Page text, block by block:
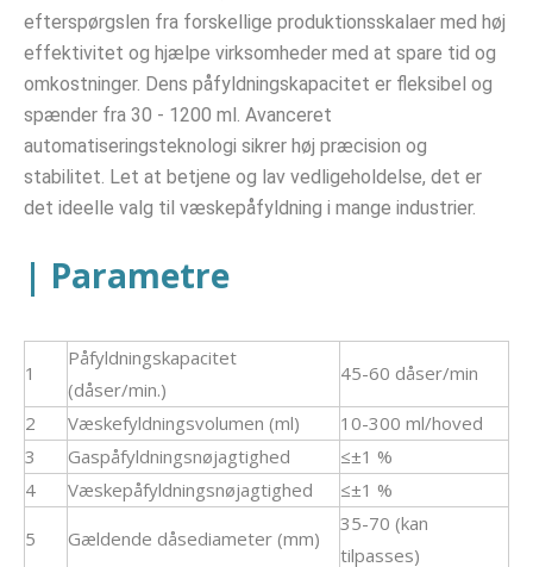
efterspørgslen fra forskellige produktionsskalaer med høj
effektivitet og hjælpe virksomheder med at spare tid og
omkostninger. Dens påfyldningskapacitet er fleksibel og
spænder fra 30 - 1200 ml. Avanceret
automatiseringsteknologi sikrer høj præcision og
stabilitet. Let at betjene og lav vedligeholdelse, det er
det ideelle valg til væskepåfyldning i mange industrier.
| Parametre
1
Påfyldningskapacitet
(dåser/min.)
45-60 dåser/min
2 Væskefyldningsvolumen (ml)
10-300 ml/hoved
3
Gaspåfyldningsnøjagtighed
≤±1 %
4
Væskepåfyldningsnøjagtighed ≤±1 %
5 Gældende dåsediameter (mm)
35-70 (kan
tilpasses)